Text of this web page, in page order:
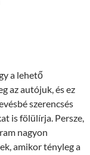
a lehető
az autójuk, és ez
szerencsés
is fölülírja. Persze,
nagyon
amikor tényleg a